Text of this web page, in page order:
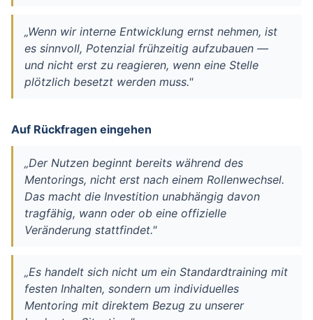
„Wenn wir interne Entwicklung ernst nehmen, ist
es sinnvoll, Potenzial frühzeitig aufzubauen —
und nicht erst zu reagieren, wenn eine Stelle
plötzlich besetzt werden muss."
Auf Rückfragen eingehen
„Der Nutzen beginnt bereits während des
Mentorings, nicht erst nach einem Rollenwechsel.
Das macht die Investition unabhängig davon
tragfähig, wann oder ob eine offizielle
Veränderung stattfindet."
„Es handelt sich nicht um ein Standardtraining mit
festen Inhalten, sondern um individuelles
Mentoring mit direktem Bezug zu unserer